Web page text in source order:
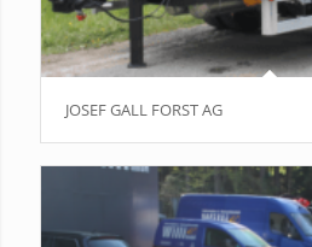
JOSEF GALL FORST AG